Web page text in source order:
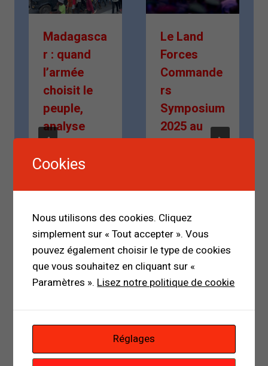
Madagasca
r : quand
l’armée
choisit le
peuple,
analyse
en mutation
Bah
12 octobre 2025
Le Land
Forces
Commande
rs
Symposium
2025 au
en Afrique
Par
MMB MY OPINION
23 octobre 2025
Cookies
Nous utilisons des cookies. Cliquez
simplement sur « Tout accepter ». Vous
pouvez également choisir le type de cookies
que vous souhaitez en cliquant sur «
Paramètres ».Lisez notre politique de cookie
Réglages